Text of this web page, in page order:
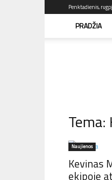
Penktadienis,
PRADŽIA
Naujienos
Kevinas
ekipoje